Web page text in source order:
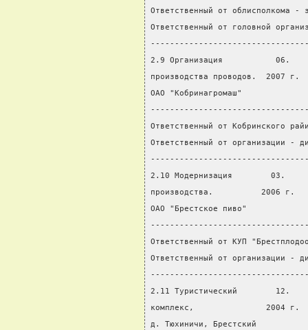
Ответственный от облисполкома -
Ответственный от головной
2.9 Организация
производства проводов.
ОАО "Кобринагромаш"
Ответственный от Кобринского
Ответственный от организации -
2.10 Модернизация
производства.
ОАО "Брестское пиво"
Ответственный от КУП
Ответственный от организации -
2.11 Туристический
комплекс,               2004
д. Тюхиничи, Брестский